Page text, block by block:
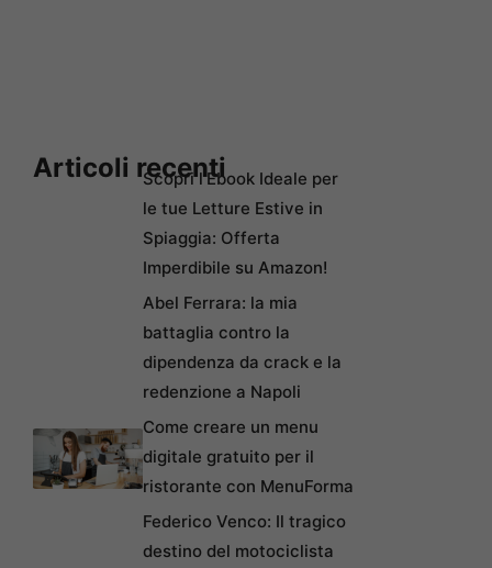
Articoli recentiScopri l’Ebook Ideale per
le tue Letture Estive in
Spiaggia: Offerta
Imperdibile su Amazon!
Abel Ferrara: la mia
battaglia contro la
dipendenza da crack e la
redenzione a Napoli
Come creare un menu
digitale gratuito per il
ristorante con MenuForma
Federico Venco: Il tragico
destino del motociclista